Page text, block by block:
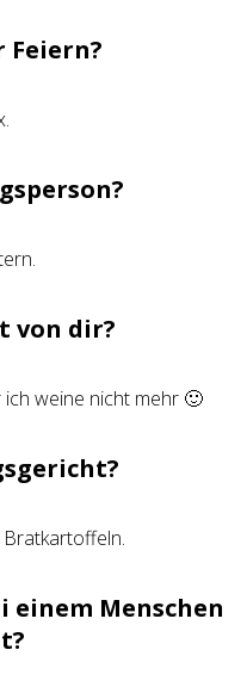
von dir?
weine nicht mehr 🙂
einem Menschen